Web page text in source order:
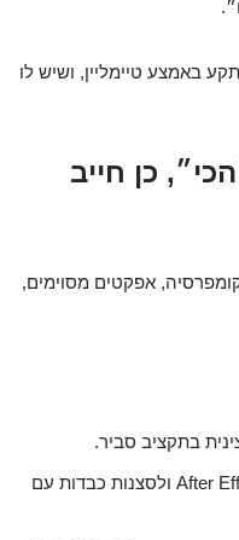
באמצע טיימליין, ושיש לו
כן חייב
אפקטים מסוימים,
בתקציב סביר.
חשוב למקרים כמו After Effects ולסצנות כבדות עם